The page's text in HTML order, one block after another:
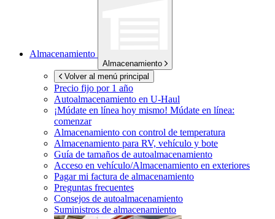
Almacenamiento
Almacenamiento
Volver al menú principal
Precio fijo por 1 año
Autoalmacenamiento en U-Haul
¡Múdate en línea hoy mismo! Múdate en línea:
comenzar
Almacenamiento con control de temperatura
Almacenamiento para RV, vehículo y bote
Guía de tamaños de autoalmacenamiento
Acceso en vehículo/Almacenamiento en exteriores
Pagar mi factura de almacenamiento
Preguntas frecuentes
Consejos de autoalmacenamiento
Suministros de almacenamiento